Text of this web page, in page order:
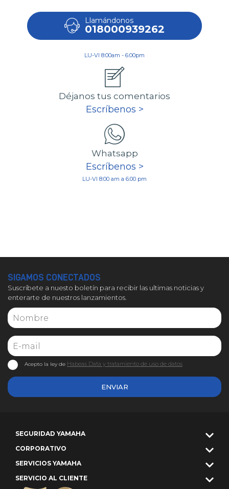
Llamándonos
018000939262
LU-VI 8:00am - 6:00pm
Déjanos tus comentarios
Escríbenos >
Whatsapp
Escríbenos >
LU-VI 8:00 am a 6:00 pm
SIGAMOS CONECTADOS
Suscríbete a nuesto boletín para recibir las ultimas noticias y
enterarte de nuestros lanzamientos.
ENVIAR
Acepto la ley de Habeas Data y tratamiento de uso de datos
SEGURIDAD YAMAHA
CORPORATIVO
SERVICIOS YAMAHA
SERVICIO AL CLIENTE